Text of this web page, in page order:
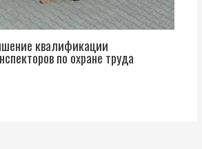
квалификации
по охране труда